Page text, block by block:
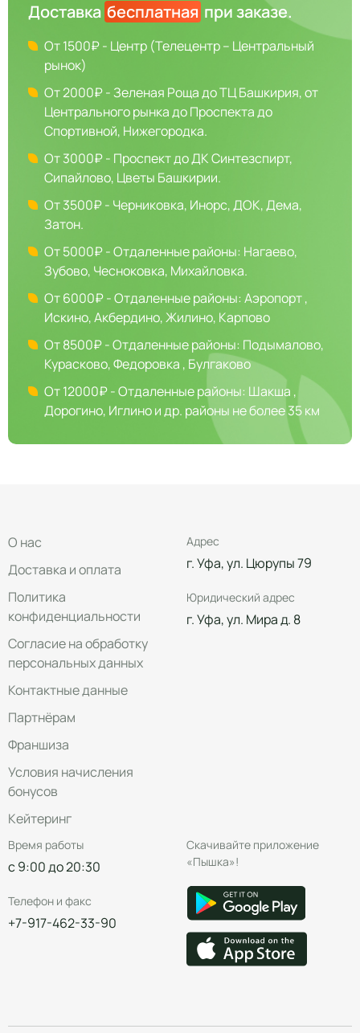
Доставка бесплатная при заказе.
От 1500₽ - Центр (Телецентр – Центральный
рынок)
От 2000₽ - Зеленая Роща до ТЦ Башкирия, от
Центрального рынка до Проспекта до
Спортивной, Нижегородка.
От 3000₽ - Проспект до ДК Синтезспирт,
Сипайлово, Цветы Башкирии.
От 3500₽ - Черниковка, Инорс, ДОК, Дема,
Затон.
От 5000₽ - Отдаленные районы: Нагаево,
Зубово, Чесноковка, Михайловка.
От 6000₽ - Отдаленные районы: Аэропорт ,
Искино, Акбердино, Жилино, Карпово
От 8500₽ - Отдаленные районы: Подымалово,
Курасково, Федоровка , Булгаково
От 12000₽ - Отдаленные районы: Шакша ,
Дорогино, Иглино и др. районы не более 35 км
О нас
Доставка и оплата
Политика
конфиденциальности
Согласие на обработку
персональных данных
Контактные данные
Партнёрам
Франшиза
Условия начисления
бонусов
Кейтеринг
Адрес
г. Уфа, ул. Цюрупы 79
Юридический адрес
г. Уфа, ул. Мира д. 8
Время работы
с 9:00 до 20:30
Телефон и факс
+7-917-462-33-90
Скачивайте приложение
«Пышка»!